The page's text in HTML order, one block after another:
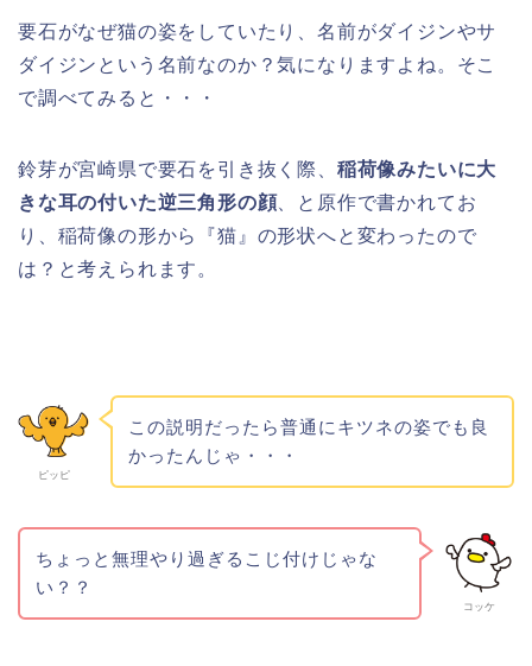
要石がなぜ猫の姿をしていたり、名前がダイジンやサ
ダイジンという名前なのか？気になりますよね。そこ
で調べてみると・・・
鈴芽が宮崎県で要石を引き抜く際、 稲荷像みたいに大
きな耳の付いた逆三角形の顔、と原作で書かれてお
り、稲荷像の形から『猫』の形状へと変わったので
は？と考えられます。
ピッピ
この説明だったら普通にキツネの姿でも良
かったんじゃ・・・
コッケ
ちょっと無理やり過ぎるこじ付けじゃな
い？？